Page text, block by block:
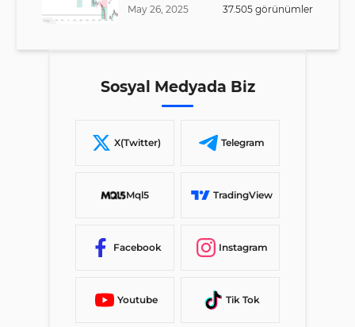
May 26, 2025 37.505 görünümler
Sosyal Medyada Biz
X(Twitter) Telegram
Mql5 TradingView
Facebook Instagram
Youtube Tik Tok